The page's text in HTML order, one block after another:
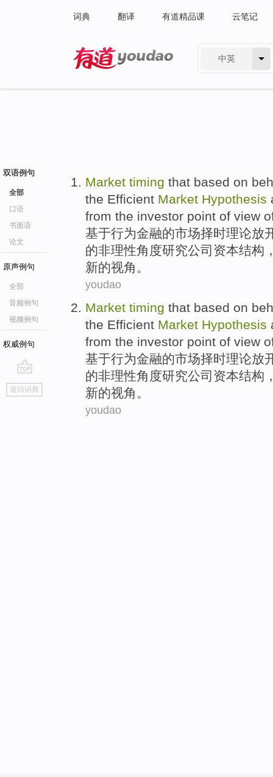
词典 翻译 有道精品课 云笔记
中英
双语例句
全部
口语
书面语
论文
原声例句
全部
音频例句
视频例句
权威例句
go
top
返回词典
Market timing that based on
the Efficient Market Hypothesis
from the investor point of view
基于行为金融的市场择时理论放
的非理性角度研究公司 资本结构
新的视角 。
youdao
Market timing that based on
the Efficient Market Hypothesis
from the investor point of view
基于行为金融的市场择时理论放
的非理性角度研究公司 资本结构
新的视角 。
youdao